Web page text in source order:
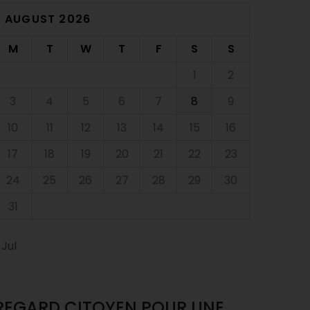
AUGUST 2026
M
T W T F S
S
1
2
3
4 5 6 7 8
9
10
11 12 13 14 15
16
17
18 19 20 21 22
23
24
25 26 27 28 29
30
31